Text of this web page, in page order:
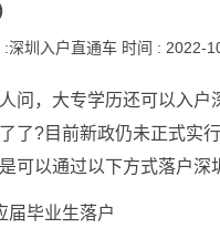
:深圳入户直通车 时间 : 2022-
问，大专学历还可以入户
了?目前新政仍未正式实
可以通过以下方式落户深
届毕业生落户